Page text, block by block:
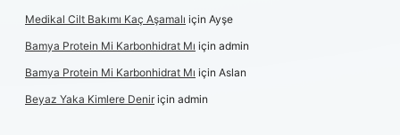
Medikal Cilt Bakımı Kaç Aşamalı için Ayşe
Bamya Protein Mi Karbonhidrat Mı için admin
Bamya Protein Mi Karbonhidrat Mı için Aslan
Beyaz Yaka Kimlere Deniriçin admin